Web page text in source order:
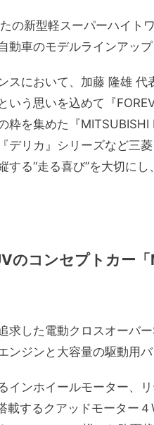
の新型軽スーパーハイト
動車のモデルラインアッ
スにおいて、加藤 隆雄 代
いう思いを込めて『
粋を集めた『
デリカ』シリーズなど三
する“走る喜び”を大切に
のコンセプトカー
求した電動クロスオーバ
ンジンと大容量の駆動用
インホイールモーター、
するクアッドモーター